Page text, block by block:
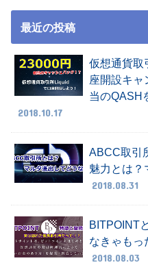
最近の投稿
仮想通貨取
座開設キャ
当のQASH
2018.10.17
ABCC取引
魅力とは？
2018.08.31
BITPOINT
なきゃもっ
2018.08.03